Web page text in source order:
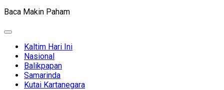
Baca Makin Paham
Expand
Current
Page
Parent
Kaltim Hari Ini
Nasional
Balikpapan
Samarinda
Kutai Kartanegara